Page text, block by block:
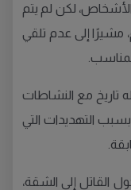
لكن لم يتم
مشيرًا إلى عدم تلقي
تاريخ مع النشاطات
بسبب التهديدات التي
القاتل إلى الشقة،